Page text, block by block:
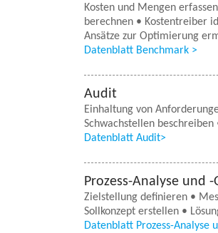
Kosten und Mengen
berechnen • Kostentreiber
Ansätze zur Optimierung
Datenblatt Benchmark >
Audit
Einhaltung von
Schwachstellen
Datenblatt Audit>
Prozess-Analyse und
Zielstellung definieren •
Sollkonzept erstellen •
Datenblatt Prozess-Analyse